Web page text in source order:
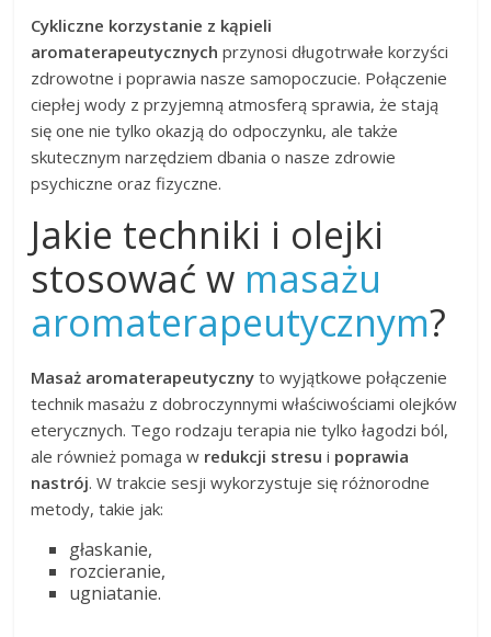
Cykliczne korzystanie z kąpieli
aromaterapeutycznych przynosi długotrwałe korzyści
zdrowotne i poprawia nasze samopoczucie. Połączenie
ciepłej wody z przyjemną atmosferą sprawia, że stają
się one nie tylko okazją do odpoczynku, ale także
skutecznym narzędziem dbania o nasze zdrowie
psychiczne oraz fizyczne.
Jakie techniki i olejki
stosować w masażu
aromaterapeutycznym?
Masaż aromaterapeutyczny to wyjątkowe połączenie
technik masażu z dobroczynnymi właściwościami olejków
eterycznych. Tego rodzaju terapia nie tylko łagodzi ból,
ale również pomaga w redukcji stresu i poprawia
nastrój. W trakcie sesji wykorzystuje się różnorodne
metody, takie jak:
głaskanie,
rozcieranie,
ugniatanie.